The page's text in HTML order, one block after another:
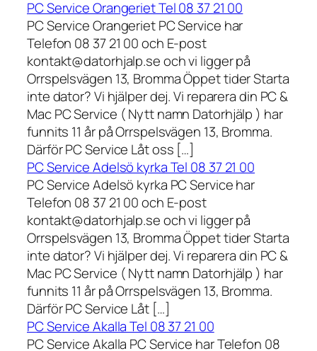
PC Service Orangeriet Tel 08 37 21 00
PC Service Orangeriet PC Service har
Telefon 08 37 21 00 och E-post
kontakt@datorhjalp.se och vi ligger på
Orrspelsvägen 13, Bromma Öppet tider Starta
inte dator? Vi hjälper dej. Vi reparera din PC &
Mac PC Service ( Nytt namn Datorhjälp ) har
funnits 11 år på Orrspelsvägen 13, Bromma.
Därför PC Service Låt oss […]
PC Service Adelsö kyrka Tel 08 37 21 00
PC Service Adelsö kyrka PC Service har
Telefon 08 37 21 00 och E-post
kontakt@datorhjalp.se och vi ligger på
Orrspelsvägen 13, Bromma Öppet tider Starta
inte dator? Vi hjälper dej. Vi reparera din PC &
Mac PC Service ( Nytt namn Datorhjälp ) har
funnits 11 år på Orrspelsvägen 13, Bromma.
Därför PC Service Låt […]
PC Service Akalla Tel 08 37 21 00
PC Service Akalla PC Service har Telefon 08